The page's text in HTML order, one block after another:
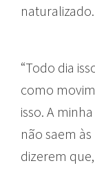
“Todo dia
como
isso. A
não saem
dizerem